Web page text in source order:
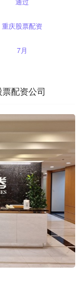
重庆股票配资
7月
配资公司